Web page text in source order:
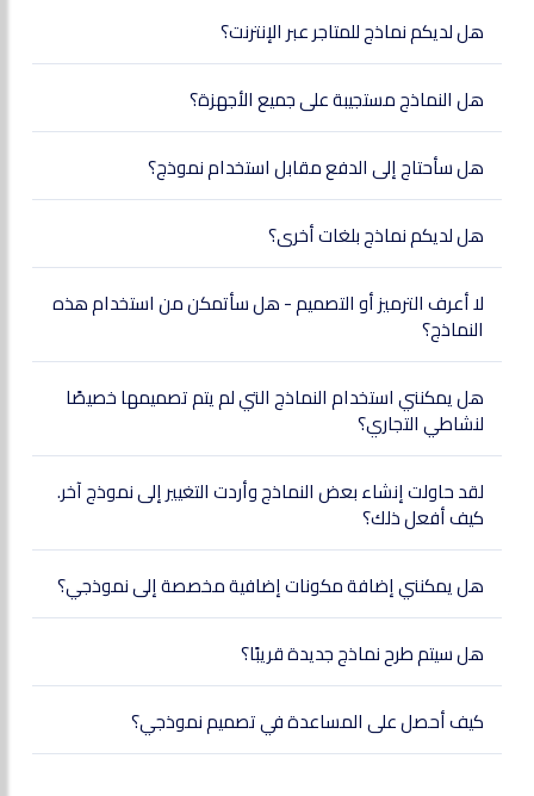
هل لديكم نماذج للمتاجر عبر الإنترنت؟
هل النماذج مستجيبة على جميع الأجهزة؟
هل سأحتاج إلى الدفع مقابل استخدام نموذج؟
هل لديكم نماذج بلغات أخرى؟
لا أعرف الترميز أو التصميم - هل سأتمكن من استخدام هذه
النماذج؟
هل يمكنني استخدام النماذج التي لم يتم تصميمها خصيصًا
لنشاطي التجاري؟
لقد حاولت إنشاء بعض النماذج وأردت التغيير إلى نموذج آخر.
كيف أفعل ذلك؟
هل يمكنني إضافة مكونات إضافية مخصصة إلى نموذجي؟
هل سيتم طرح نماذج جديدة قريبًا؟
كيف أحصل على المساعدة في تصميم نموذجي؟